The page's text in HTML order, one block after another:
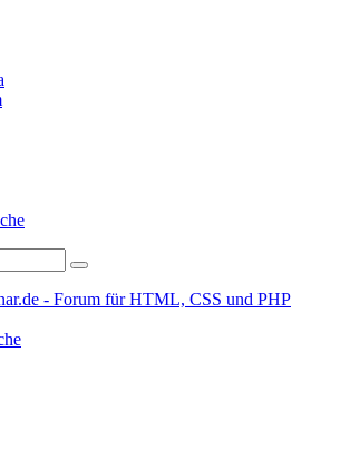
- Forum für HTML, CSS und PHP